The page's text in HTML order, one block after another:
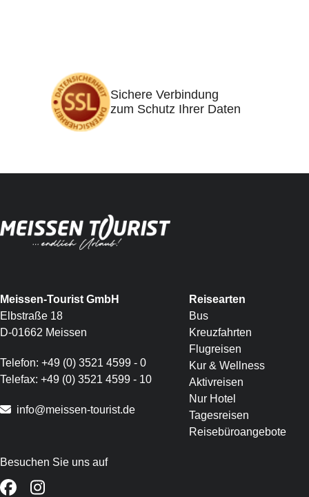
Sichere Verbindung
zum Schutz Ihrer Daten
Meissen-Tourist GmbH
Elbstraße 18
D-01662 Meissen
Telefon: +49 (0) 3521 4599 - 0
Telefax: +49 (0) 3521 4599 - 10
info@meissen-tourist.de
Reisearten
Bus
Kreuzfahrten
Flugreisen
Kur & Wellness
Aktivreisen
Nur Hotel
Tagesreisen
Reisebüroangebote
Besuchen Sie uns auf